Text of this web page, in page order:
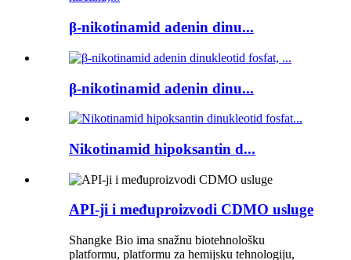
β-nikotinamid adenin dinu...
β-nikotinamid adenin dinu...
Nikotinamid hipoksantin d...
API-ji i međuproizvodi CDMO usluge
Shangke Bio ima snažnu biotehnološku
platformu, platformu za hemijsku tehnologiju,